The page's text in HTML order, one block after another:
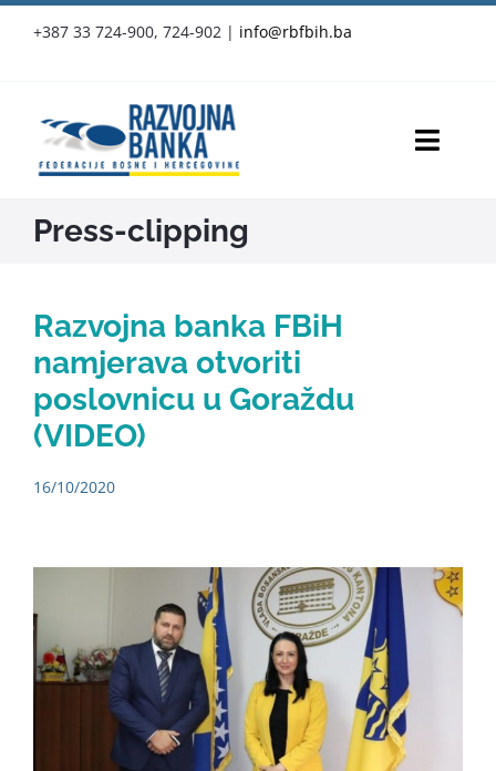
+387 33 724-900, 724-902 | info@rbfbih.ba
Službene objave
Vijesti
Press-clipping
Razvojna banka FBiH
namjerava otvoriti
poslovnicu u Goraždu
(VIDEO)
16/10/2020